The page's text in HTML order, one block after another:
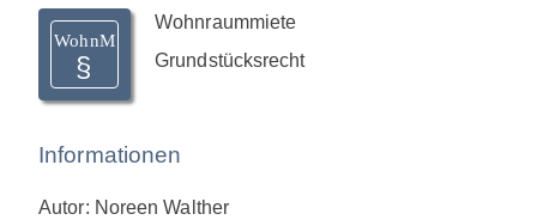
WohnM
Wohnraummiete
Grundstücksrecht
Informationen
Autor: Noreen Walther